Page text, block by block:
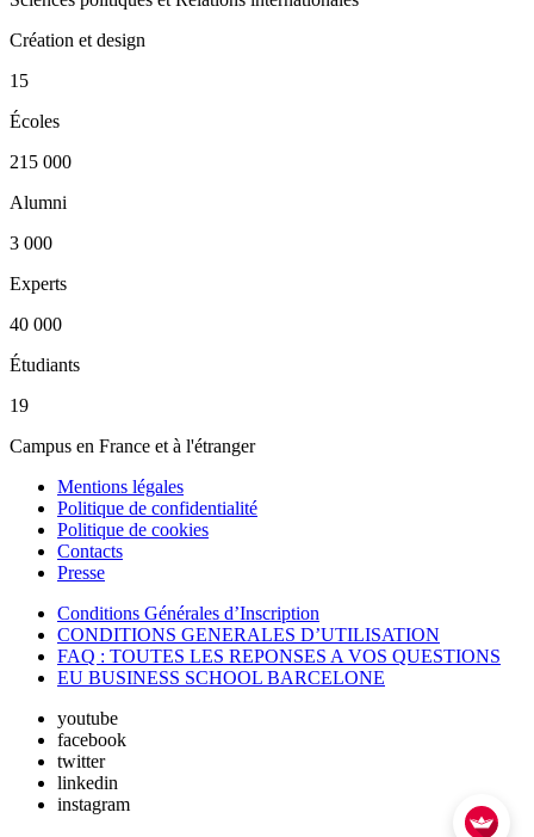
Création et design
15
Écoles
215 000
Alumni
3 000
Experts
40 000
Étudiants
19
Campus en France et à l'étranger
Mentions légales
Politique de confidentialité
Politique de cookies
Contacts
Presse
Conditions Générales d’Inscription
CONDITIONS GENERALES D’UTILISATION
FAQ : TOUTES LES REPONSES A VOS QUESTIONS
EU BUSINESS SCHOOL BARCELONE
youtube
facebook
twitter
linkedin
instagram